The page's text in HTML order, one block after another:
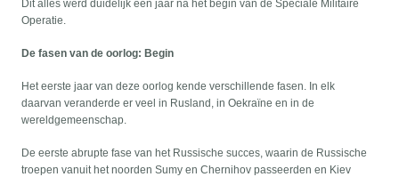
Dit alles werd duidelijk een jaar na het begin van de Speciale Militaire
Operatie.
De fasen van de oorlog: Begin
Het eerste jaar van deze oorlog kende verschillende fasen. In elk
daarvan veranderde er veel in Rusland, in Oekraïne en in de
wereldgemeenschap.
De eerste abrupte fase van het Russische succes, waarin de Russische
troepen vanuit het noorden Sumy en Chernihov passeerden en Kiev